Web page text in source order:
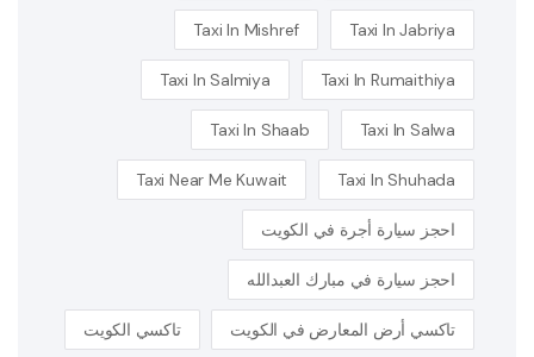
Taxi In Jabriya
Taxi In Mishref
Taxi In Rumaithiya
Taxi In Salmiya
Taxi In Salwa
Taxi In Shaab
Taxi In Shuhada
Taxi Near Me Kuwait
احجز سيارة أجرة في الكويت
احجز سيارة في مبارك العبدالله
تاكسي أرض المعارض في الكويت تاكسي الكويت